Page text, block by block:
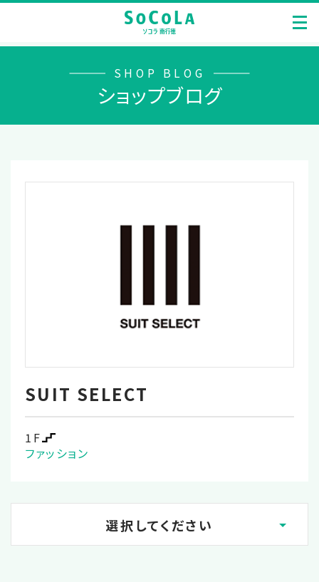
SHOP BLOG
ショップブログ
SUIT SELECT
1F
ファッション
選択してください